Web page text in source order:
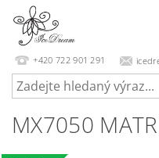
+420 722 901 291
MX7050